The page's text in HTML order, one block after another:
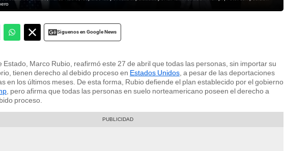
Siguenos en Google News
Estado, Marco Rubio, reafirmó este 27 de abril que todas las personas, sin importar su
tienen derecho al debido proceso en Estados Unidos , a pesar de las deportaciones
en los últimos meses. De esta forma, Rubio defiende el plan establecido por el gobierno
, pero afirma que todas las personas en suelo norteamericano poseen el derecho a
proceso.